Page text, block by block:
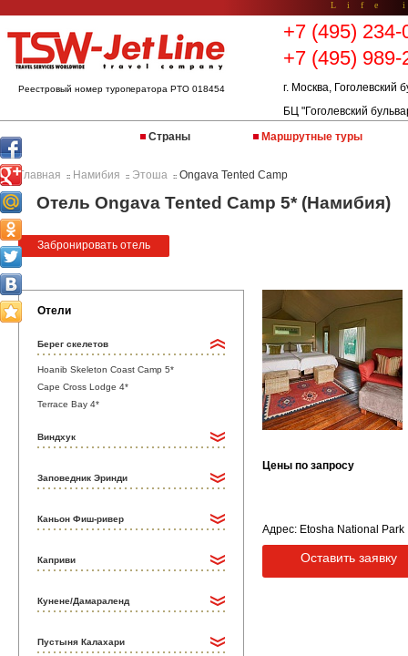
Life
Реестровый номер туроператора РТО 018454
+7 (495) 234-
+7 (495) 989-
г. Москва, Гоголевский
БЦ "Гоголевский
Страны
Маршрутные туры
Главная :: Намибия :: Этоша :: Ongava Tented Camp
Отель Ongava Tented Camp 5* (Намибия)
Забронировать отель
Отели
Берег скелетов
Hoanib Skeleton Coast Camp 5*
Cape Cross Lodge 4*
Terrace Bay 4*
Виндхук
Заповедник Эринди
Каньон Фиш-ривер
Каприви
Кунене/Дамараленд
Пустыня Калахари
Цены по запросу
Адрес: Etosha National Park
Оставить заявку